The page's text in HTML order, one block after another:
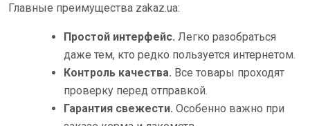
Главные преимущества zakaz.ua:
Простой интерфейс. Легко разобраться
даже тем, кто редко пользуется интернетом.
Контроль качества. Все товары проходят
проверку перед отправкой.
Гарантия свежести. Особенно важно при